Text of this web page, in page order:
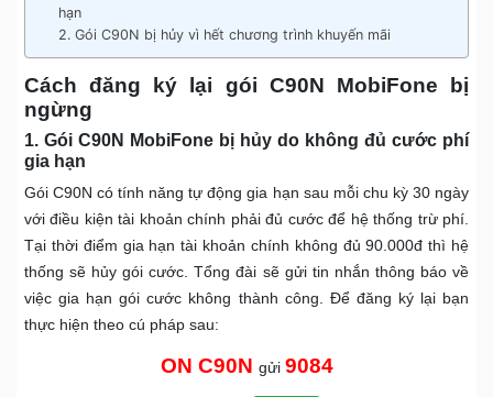
hạn
2. Gói C90N bị hủy vì hết chương trình khuyến mãi
Cách đăng ký lại gói C90N MobiFone bị
ngừng
1. Gói C90N MobiFone bị hủy do không đủ cước phí
gia hạn
Gói C90N có tính năng tự động gia hạn sau mỗi chu kỳ 30 ngày
với điều kiện tài khoản chính phải đủ cước để hệ thống trừ phí.
Tại thời điểm gia hạn tài khoản chính không đủ 90.000đ thì hệ
thống sẽ hủy gói cước. Tổng đài sẽ gửi tin nhắn thông báo về
việc gia hạn gói cước không thành công. Để đăng ký lại bạn
thực hiện theo cú pháp sau:
ON C90N gửi 9084